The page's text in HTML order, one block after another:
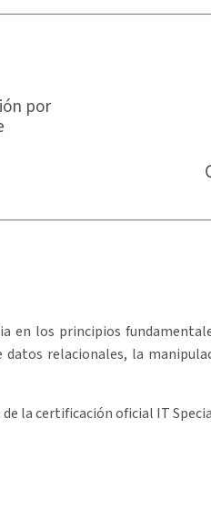
por
los principios
relacionales, la
la certificación oficial IT